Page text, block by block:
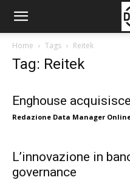
Home Tags Reitek
Tag: Reitek
Enghouse
Redazione Data Manager
L’innovazione in
governance